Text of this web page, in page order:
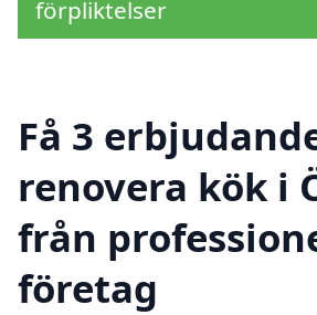
förpliktelser
Få 3
renovera kök i
från
företag